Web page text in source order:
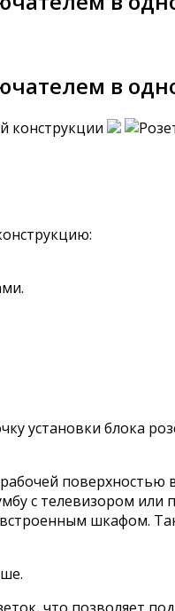
в
установки блока
с телевизором или
шкафом.